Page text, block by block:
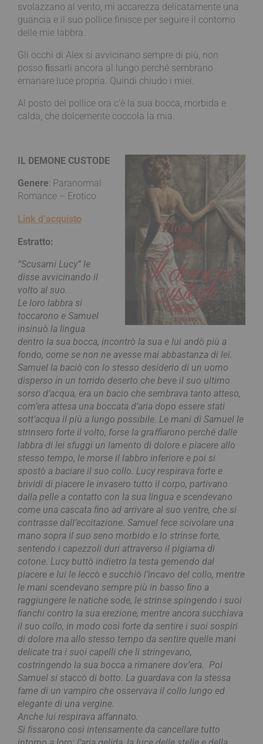
svolazzano al vento, mi accarezza delicatamente una
guancia e il suo pollice finisce per seguire il contorno
delle mie labbra.
Gli occhi di Alex si avvicinano sempre di più, non
posso ﬁssarli ancora al lungo perché sembrano
emanare luce propria. Quindi chiudo i miei.
Al posto del pollice ora c’è la sua bocca, morbida e
calda, che dolcemente coccola la mia.
IL DEMONE CUSTODE
Genere: Paranormal
Romance – Erotico
Link d’acquisto
Estratto:
“Scusami Lucy” le
disse avvicinando il
volto al suo.
Le loro labbra si
toccarono e Samuel
insinuò la lingua
dentro la sua bocca, incontrò la sua e lui andò più a
fondo, come se non ne avesse mai abbastanza di lei.
Samuel la baciò con lo stesso desiderio di un uomo
disperso in un torrido deserto che beve il suo ultimo
sorso d’acqua, era un bacio che sembrava tanto atteso,
com’era attesa una boccata d’aria dopo essere stati
sott’acqua il più a lungo possibile. Le mani di Samuel le
strinsero forte il volto, forse la graﬃarono perché dalle
labbra di lei sfuggì un lamento di dolore e piacere allo
stesso tempo, le morse il labbro inferiore e poi si
spostò a baciare il suo collo. Lucy respirava forte e
brividi di piacere le invasero tutto il corpo, partivano
dalla pelle a contatto con la sua lingua e scendevano
come una cascata ﬁno ad arrivare al suo ventre, che si
contrasse dall’eccitazione. Samuel fece scivolare una
mano sopra il suo seno morbido e lo strinse forte,
sentendo i capezzoli duri attraverso il pigiama di
cotone. Lucy buttò indietro la testa gemendo dal
piacere e lui le leccò e succhiò l’incavo del collo, mentre
le mani scendevano sempre più in basso ﬁno a
raggiungere le natiche sode, le strinse spingendo i suoi
ﬁanchi contro la sua erezione, mentre ancora succhiava
il suo collo, in modo così forte da sentire i suoi sospiri
di dolore ma allo stesso tempo da sentire quelle mani
delicate tra i suoi capelli che li stringevano,
costringendo la sua bocca a rimanere dov’era. Poi
Samuel si staccò di botto. La guardava con la stessa
fame di un vampiro che osservava il collo lungo ed
elegante di una vergine.
Anche lui respirava affannato.
Si ﬁssarono così intensamente da cancellare tutto